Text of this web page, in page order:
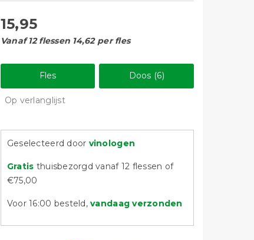
15,95
Vanaf 12 flessen 14,62 per fles
Fles Doos (6)
Op verlanglijst
Geselecteerd door vinologen
Gratis thuisbezorgd vanaf 12 flessen of
€75,00
Voor 16:00 besteld,vandaag verzonden